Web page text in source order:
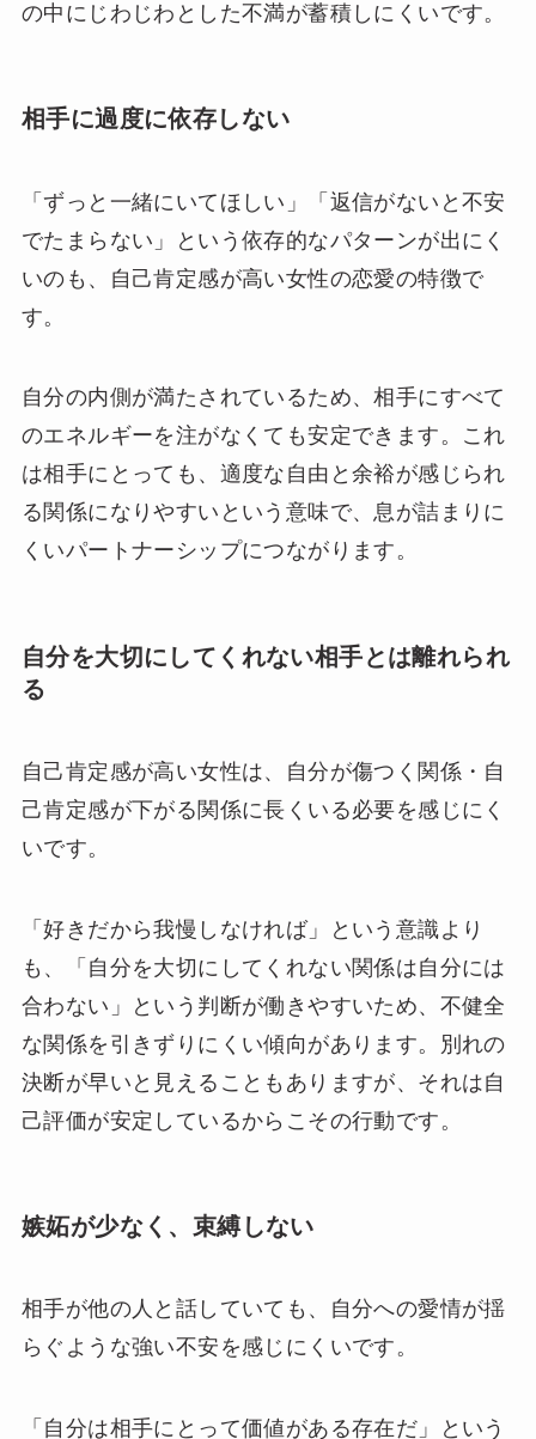
の中にじわじわとした不満が蓄積しにくいです。
相手に過度に依存しない
「ずっと一緒にいてほしい」「返信がないと不安
でたまらない」という依存的なパターンが出にく
いのも、自己肯定感が高い女性の恋愛の特徴で
す。
自分の内側が満たされているため、相手にすべて
のエネルギーを注がなくても安定できます。これ
は相手にとっても、適度な自由と余裕が感じられ
る関係になりやすいという意味で、息が詰まりに
くいパートナーシップにつながります。
自分を大切にしてくれない相手とは離れられ
る
自己肯定感が高い女性は、自分が傷つく関係・自
己肯定感が下がる関係に長くいる必要を感じにく
いです。
「好きだから我慢しなければ」という意識より
も、「自分を大切にしてくれない関係は自分には
合わない」という判断が働きやすいため、不健全
な関係を引きずりにくい傾向があります。別れの
決断が早いと見えることもありますが、それは自
己評価が安定しているからこその行動です。
嫉妬が少なく、束縛しない
相手が他の人と話していても、自分への愛情が揺
らぐような強い不安を感じにくいです。
「自分は相手にとって価値がある存在だ」という